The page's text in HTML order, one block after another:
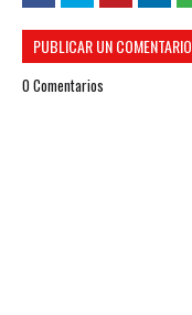
PUBLICAR UN COMENTARIO
0 Comentarios